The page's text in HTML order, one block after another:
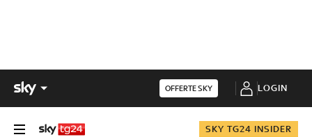
OFFERTE SKY LOGIN
SKY TG24 INSIDER